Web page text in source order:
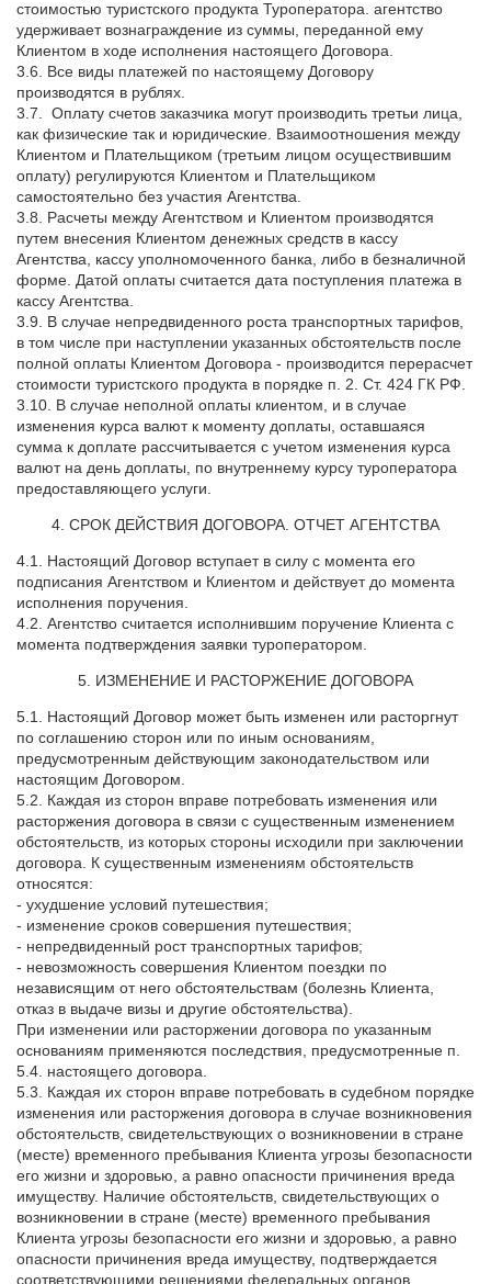
стоимостью туристского продукта Туроператора. агентство
удерживает вознаграждение из суммы, переданной ему
Клиентом в ходе исполнения настоящего Договора.
3.6. Все виды платежей по настоящему Договору
производятся в рублях.
3.7.
Оплату счетов заказчика могут производить третьи лица,
как физические так и юридические. Взаимоотношения между
Клиентом и Плательщиком (третьим лицом осуществившим
оплату) регулируются Клиентом и Плательщиком
самостоятельно без участия Агентства.
3.8. Расчеты между Агентством и Клиентом производятся
путем внесения Клиентом денежных средств в кассу
Агентства, кассу уполномоченного банка, либо в безналичной
форме. Датой оплаты считается дата поступления платежа в
кассу Агентства.
3.9. В случае непредвиденного роста транспортных тарифов,
в том числе при наступлении указанных обстоятельств после
полной оплаты Клиентом Договора - производится перерасчет
стоимости туристского продукта в порядке п. 2. Ст. 424 ГК РФ.
3.10. В случае неполной оплаты клиентом, и в случае
изменения курса валют к моменту доплаты, оставшаяся
сумма к доплате расcчитывается с учетом изменения курcа
валют на день доплаты, по внутреннему курсу туроператора
предоставляющего услуги.
4. СРОК ДЕЙСТВИЯ ДОГОВОРА. ОТЧЕТ АГЕНТСТВА
4.1. Настоящий Договор вступает в силу с момента его
подписания Агентством и Клиентом и действует до момента
исполнения поручения.
4.2. Агентство считается исполнившим поручение Клиента с
момента подтверждения заявки туроператором.
5. ИЗМЕНЕНИЕ И РАСТОРЖЕНИЕ ДОГОВОРА
5.1. Настоящий Договор может быть изменен или расторгнут
по соглашению сторон или по иным основаниям,
предусмотренным действующим законодательством или
настоящим Договором.
5.2. Каждая из сторон вправе потребовать изменения или
расторжения договора в связи с существенным изменением
обстоятельств, из которых стороны исходили при заключении
договора. К существенным изменениям обстоятельств
относятся:
- ухудшение условий путешествия;
- изменение сроков совершения путешествия;
- непредвиденный рост транспортных тарифов;
- невозможность совершения Клиентом поездки по
независящим от него обстоятельствам (болезнь Клиента,
отказ в выдаче визы и другие обстоятельства).
При изменении или расторжении договора по указанным
основаниям применяются последствия, предусмотренные п.
5.4. настоящего договора.
5.3. Каждая их сторон вправе потребовать в судебном порядке
изменения или расторжения договора в случае возникновения
обстоятельств, свидетельствующих о возникновении в стране
(месте) временного пребывания Клиента угрозы безопасности
его жизни и здоровью, а равно опасности причинения вреда
имуществу. Наличие обстоятельств, свидетельствующих о
возникновении в стране (месте) временного пребывания
Клиента угрозы безопасности его жизни и здоровью, а равно
опасности причинения вреда имуществу, подтверждается
соответствующими решениями федеральных органов